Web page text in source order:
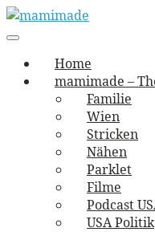
Skip
to
mamimade
vernäht und zugetextet
navigation
Menu
Home
mamimade –
Familie
Wien
Stricken
Nähen
Parklet
Filme
Podcast
USA Politik